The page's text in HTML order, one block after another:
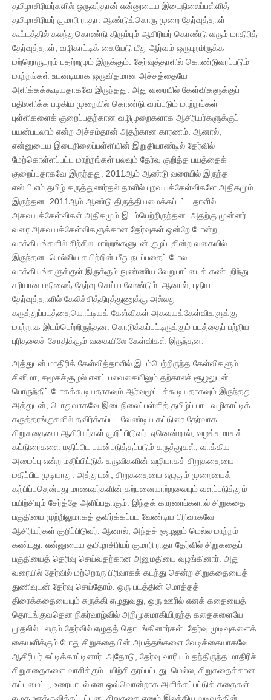
தமிழாசிரியர்களில் ஒருவர்தான் என்னுடைய இடைநிலைப்பள்ளித்
தமிழாசிரியர் குமாரி ராதா. ஆண்டுக்கொரு முறை தேர்வுத்தாள்
கூட்டத்தில் கலந்துகொண்டு திரும்பும் ஆசிரியர் கொண்டு வரும் மாதிரித்
தேர்வுத்தாள், வழிகாட்டிக் கையேடு மீது ஆர்வம் ஒருபுறமிருக்க
மற்றொருபுறம் பதற்றமும் இருக்கும். தேர்வுத்தாளில் கொண்டுவரப்படும்
மாற்றங்கள் உடனடியாக ஒருவிதமான அச்சத்தையே
அளிக்கக்கூடியதாகவே இருந்தது. அது வரையில் கேள்விகளுக்குப்
பதிலளிக்க பழகிய முறையில் கொண்டு வரப்படும் மாற்றங்கள்
புள்ளிகளைக் குறைப்பதற்கான வழிமுறைகளாக ஆசிரியர்களுக்குப்
பயன்படலாம் என்ற அச்சம்தான் அதற்கான காரணம். ஆனால்,
என்னுடைய இடைநிலைப்பள்ளியின் இறுதியாண்டில் தேர்வில்
மேற்கொள்ளப்பட்ட மாற்றங்கள் பலவும் தேர்வு குறித்த பயத்தைக்
குறைப்பதாகவே இருந்தது. 2011ஆம் ஆண்டு வரையில் இருந்த
எஸ்.பி.எம் தமிழ் கருத்துணர்தல் தாளில் புறவயக்கேள்விகளே அதிகமும்
இருந்தன. 2011ஆம் ஆண்டு திருத்தியமைக்கப்பட்ட தாளில்
அகவயக்கேள்விகள் அதிகமும் இடம்பெற்றிருந்தன. அதற்கு முன்னர்
வரை அகவயக்கேள்விகளுக்கான தேர்வுகள் ஒன்றே போன்ற
வாக்கியங்களில் சிற்சில மாற்றங்களுடன் குழப்புகின்ற வகையில்
இருந்தன. மெல்லிய கயிற்றின் மீது நடப்பதைப் போல
வாக்கியங்களுக்குள் இருக்கும் நுண்ணிய வேறுபாட்டைக் கண்டறிந்து
சரியான பதிலைத் தேர்வு செய்ய வேண்டும். ஆனால், புதிய
தேர்வுத்தாளில் கேலிச்சித்திரத்துணுக்கு அல்லது
கருத்துப்படத்தையொட்டியக் கேள்விகள் அகவயக்கேள்விகளுக்கு
மாற்றாக இடம்பெற்றிருந்தன. கொடுக்கப்பட்டிருக்கும் படத்தைப் பற்றிய
புரிதலைச் சோதிக்கும் வகையிலே கேள்விகள் இருந்தன.
அத்துடன் மாதிரிக் கேள்வித்தாளில் இடம்பெற்றிருந்த கேள்விகளும்
சினிமா, சமூகச்சூழல் எனப் பலவகையிலும் தற்காலச் சூழலுடன்
பொருந்திப் போகக்கூடியதாகவும் ஆர்வமூட்டக்கூடியதாகவும் இருந்தது.
அத்துடன், பொதுவாகவே இடைநிலைப்பள்ளித் தமிழ்ப் பாட வழிகாட்டிக்
கருத்தரங்குகளில் தவிர்க்கப்பட வேண்டிய கட்டுரை தேர்வாக
சிறுகதையை ஆசிரியர்கள் குறிப்பிடுவர். ஏனென்றால், வழக்கமாகக்
கட்டுரைகளை மதிப்பிட பயன்படுத்தப்படும் கருத்துகள், வாக்கிய
அமைப்பு என்ற மதிப்பிட்டுக் கருவிகளின் வழியாகச் சிறுகதையை
மதிப்பிட முடியாது. அத்துடன், சிறுகதையை எழுதும் முறையைக்
கற்பிப்பதென்பது மாணவர்களின் கற்பனையாற்றலையும் வளப்படுத்தும்
பயிற்சியும் சேர்த்தே அளிப்பதாகும். இந்தக் காரணங்களால் சிறுகதை
பகுதியை முற்றிலுமாகத் தவிர்க்கப்பட வேண்டிய பிரிவாகவே
ஆசிரியர்கள் குறிப்பிடுவர். ஆனால், அந்தச் சூழலும் மெல்ல மாற்றம்
கண்டது. என்னுடைய தமிழாசிரியர் குமாரி ராதா தேர்வில் சிறுகதைப்
பகுதியைத் தெரிவு செய்வதற்கான அனுமதியை வழங்கினார். அது
வரையில் தேர்வில் மற்றொரு பிரிவாகக் கடந்து சென்ற சிறுகதையைத்
துணிவுடன் தேர்வு செய்தோம். ஒரு படத்தின் மொத்தத்
திரைக்கதையையும் சுருக்கி எழுதுவது, ஒரு ஊரில் எனக் கதையைத்
தொடங்குவதென நிகர்வாழ்வில் அறிமுகமாகியிருந்த கதைகளையே
முதலில் பலரும் தேர்வில் எழுதத் தொடங்கினார்கள். தேர்வு முடிவுகளைக்
கையளிக்கும் போது சிறுகதையின் அபத்தங்களை வேடிக்கையாகவே
ஆசிரியர் சுட்டிக்காட்டினார். அதோடு, தேர்வு வாரியம் தந்திருந்த மாதிரிச்
சிறுகதைகளை வாசிக்கும் பயிற்சி தரப்பட்டது. மெல்ல, சிறுகதைக்கான
கட்டமைப்பு, உரையாடல் என ஒவ்வொன்றாக அளிக்கப்பட்டுக் கதைகள்